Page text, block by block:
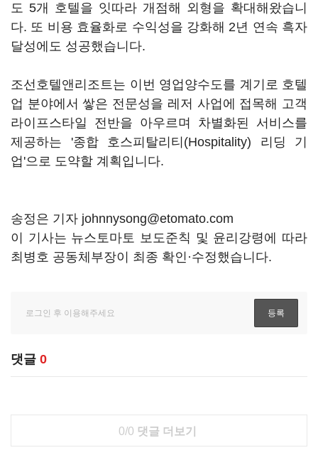
도 5개 호텔을 잇따라 개점해 외형을 확대해왔습니
다. 또 비용 효율화로 수익성을 강화해 2년 연속 흑자
달성에도 성공했습니다.
조선호텔앤리조트는 이번 영업양수도를 계기로 호텔
업 분야에서 쌓은 전문성을 레저 사업에 접목해 고객
라이프스타일 전반을 아우르며 차별화된 서비스를
제공하는 '종합 호스피탈리티(Hospitality) 리딩 기
업'으로 도약할 계획입니다.
송정은 기자 johnnysong@etomato.com
이 기사는 뉴스토마토 보도준칙 및 윤리강령에 따라
최병호 공동체부장이 최종 확인·수정했습니다.
댓글 0
0/0 댓글 더보기